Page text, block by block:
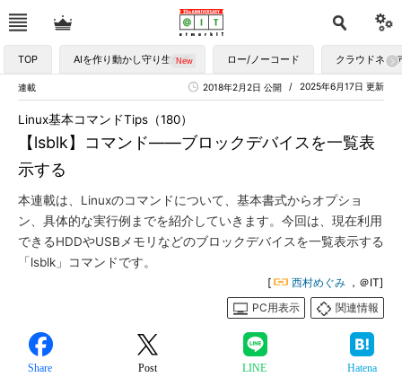
TOP AIを作り動かし守り生かす ロー/ノーコード クラウドネイ
連載 2025年6月17日 更新
2018年2月2日 公開
【lsblk】コマンド――ブロックデバイスを一覧表
示する
Linux基本コマンドTips（180）
本連載は、Linuxのコマンドについて、基本書式からオプショ
ン、具体的な実行例までを紹介していきます。今回は、現在利用
できるHDDやUSBメモリなどのブロックデバイスを一覧表示する
「lsblk」コマンドです。
[ 西村めぐみ ，＠IT]
PC用表示
関連情報
Share Post LINE Hatena